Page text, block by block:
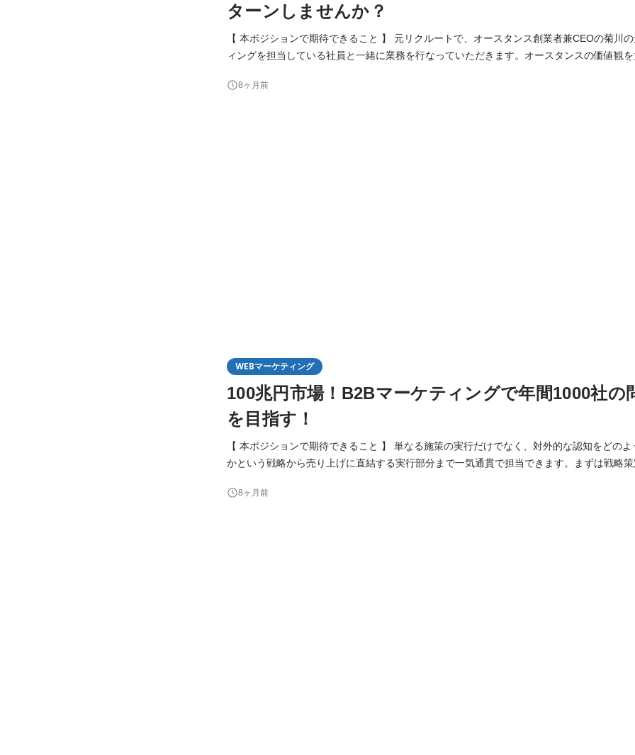
ターンしませんか？
【 本ポジションで期待できること 】 元リクルートで、オースタンス創業者兼CEOの菊川
ィングを担当している社員と一緒に業務を行なっていただきます。オースタンスの価値観
現時点での実力に関係なく、裁量がある仕事が任せられる環境があります。主な募集領域
8ヶ月前
WEBマーケティング
100兆円市場！B2Bマーケティングで年間1000社の
を目指す！
【 本ポジションで期待できること 】 単なる施策の実行だけでなく、対外的な認知をどの
かという戦略から売り上げに直結する実行部分まで一気通貫で担当できます。まずは戦略
サービス（事業開発/マーケティング支援）の認知度を高めて年間1000社のリード・お問い
8ヶ月前